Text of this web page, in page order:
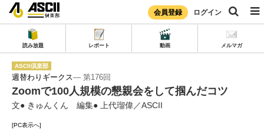
会員登録 ログイン
読み放題 レポート 動画 メルマガ
ASCII倶楽部
週替わりギークス― 第176回
Zoomで100人規模の懇親会をして掴んだコツ
文● きゅんくん 編集● 上代瑠偉／ASCII
[PC表示へ]